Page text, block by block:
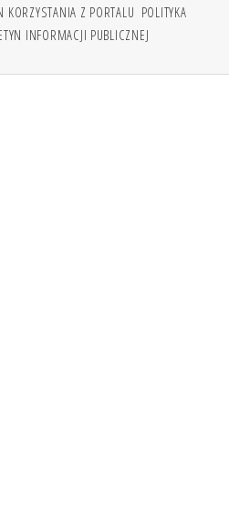
KORZYSTANIA Z PORTALU POLITYKA
INFORMACJI PUBLICZNEJ